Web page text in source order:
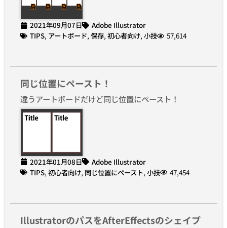
2021年09月07日
Adobe Illustrator
TIPS, アートボード, 保存, 初心者向け, 小技 57,614
同じ位置にペースト！
違うアートボードだけど同じ位置にペースト！
2021年01月08日
Adobe Illustrator
TIPS, 初心者向け, 同じ位置にペースト, 小技 47,454
IllustratorのパスをAfterEffectsのシェイプ